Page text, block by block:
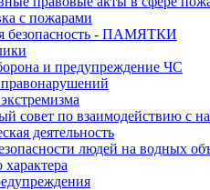
с пожарами
безопасность - ПАМЯТКИ
и предупреждение ЧС
совет по взаимодействию с
деятельность
людей на водных